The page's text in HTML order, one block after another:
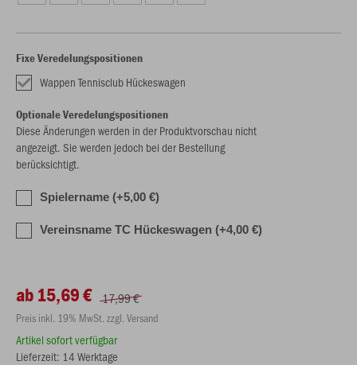
Fixe Veredelungspositionen
Wappen Tennisclub Hückeswagen
Optionale Veredelungspositionen
Diese Änderungen werden in der Produktvorschau nicht
angezeigt. Sie werden jedoch bei der Bestellung
berücksichtigt.
Spielername (+5,00 €)
Vereinsname TC Hückeswagen (+4,00 €)
ab 15,69 € 17,99 €
Preis inkl. 19% MwSt. zzgl. Versand
Artikel sofort verfügbar
Lieferzeit: 14 Werktage